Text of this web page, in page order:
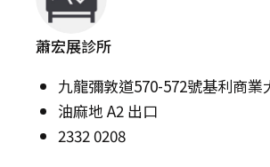
蕭宏展診所
九龍彌敦道570-572號基利商業
油麻地 A2 出口
2332 0208